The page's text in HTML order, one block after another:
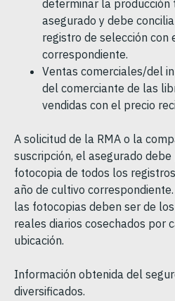
determinar la
asegurado y debe
registro de selección con
correspondiente.
Ventas comerciales/del
del comerciante de las
vendidas con el precio
A solicitud de la RMA o la
suscripción, el asegurado
fotocopia de todos los
año de cultivo
las fotocopias deben ser de
reales diarios cosechados por
ubicación.
Información obtenida del
diversificados.